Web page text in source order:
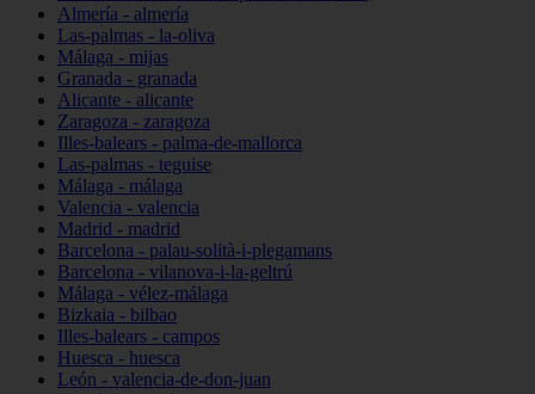
Almería - almería
Las-palmas - la-oliva
Málaga - mijas
Granada - granada
Alicante - alicante
Zaragoza - zaragoza
Illes-balears - palma-de-mallorca
Las-palmas - teguise
Málaga - málaga
Valencia - valencia
Madrid - madrid
Barcelona - palau-solità-i-plegamans
Barcelona - vilanova-i-la-geltrú
Málaga - vélez-málaga
Bizkaia - bilbao
Illes-balears - campos
Huesca - huesca
León - valencia-de-don-juan